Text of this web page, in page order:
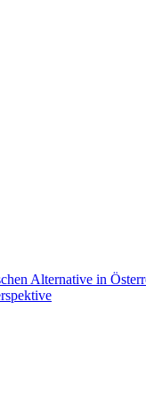
Alternative in